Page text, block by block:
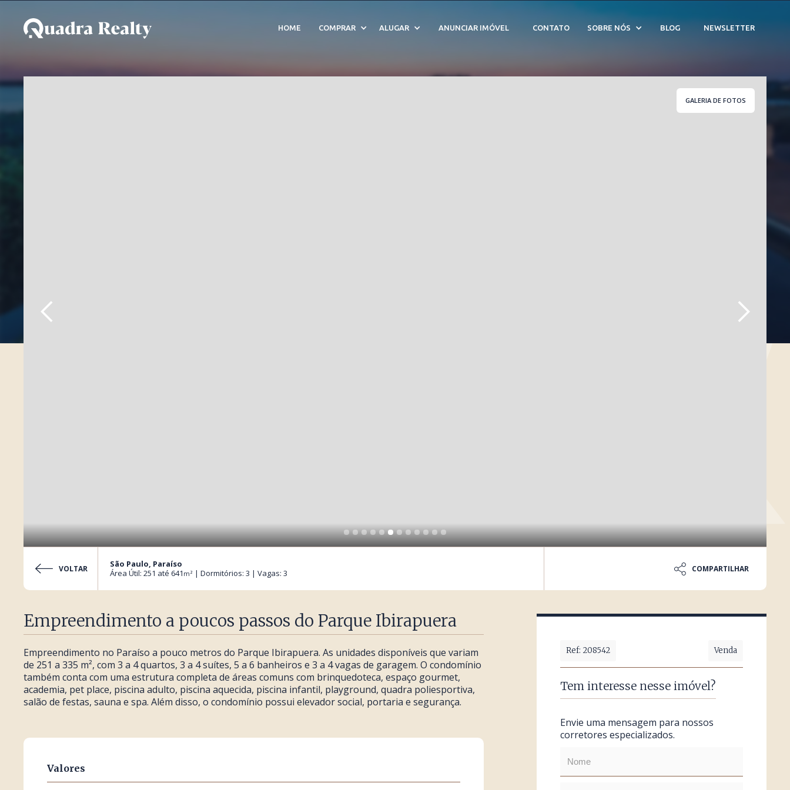
HOME COMPRAR ALUGAR ANUNCIAR IMÓVEL CONTATO SOBRE NÓS BLOG NEWSLETTER
Apartamento - Lançamento a venda em Paraíso - Cód. 208542
GALERIA DE FOTOS
VOLTAR
São Paulo, Paraíso
Área Útil: 251 até 641 m² | Dormitórios: 3 | Vagas: 3 COMPARTILHAR
Empreendimento a poucos passos do Parque Ibirapuera
Empreendimento no Paraíso a pouco metros do Parque Ibirapuera. As unidades disponíveis que variam
de 251 a 335 m², com 3 a 4 quartos, 3 a 4 suítes, 5 a 6 banheiros e 3 a 4 vagas de garagem. O condomínio
também conta com uma estrutura completa de áreas comuns com brinquedoteca, espaço gourmet,
academia, pet place, piscina adulto, piscina aquecida, piscina infantil, playground, quadra poliesportiva,
salão de festas, sauna e spa. Além disso, o condomínio possui elevador social, portaria e segurança.
Valores
Ref: 208542 Venda
Tem interesse nesse imóvel?
Envie uma mensagem para nossos
corretores especializados.